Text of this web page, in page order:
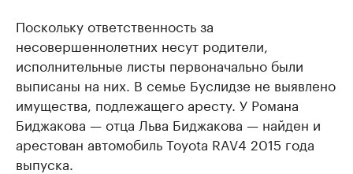
Поскольку ответственность за
несовершеннолетних несут родители,
исполнительные листы первоначально были
выписаны на них. В семье Буслидзе не выявлено
имущества, подлежащего аресту. У Романа
Биджакова — отца Льва Биджакова — найден и
арестован автомобиль Toyota RAV4 2015 года
выпуска.